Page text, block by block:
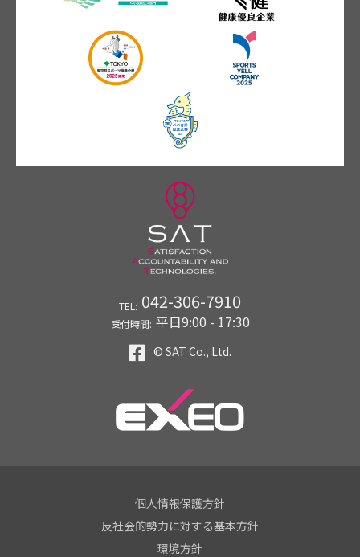
TEL: 042-306-7910
受付時間: 平日9:00 - 17:30
© SAT Co., Ltd.
個人情報保護方針
反社会的勢力に対する基本方針
環境方針